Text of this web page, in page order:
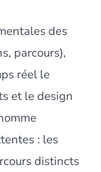
des
parcours),
réel le
et le design
: les
distincts